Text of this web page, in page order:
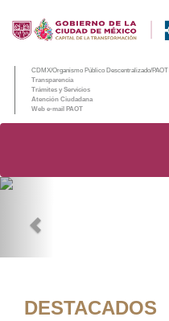
CDMX/Organismo Público Descentralizado/PAOT
Transparencia
Trámites y Servicios
Atención Ciudadana
Web e-mail PAOT
DESTACADOS